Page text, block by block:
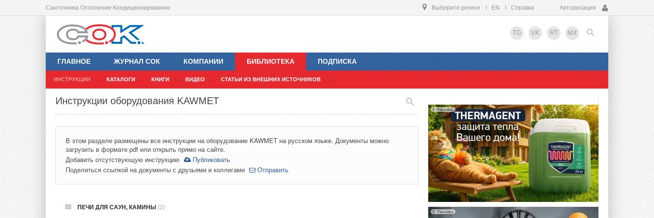
Сантехника Отопление Кондиционирование Выберите регион EN Справка Авторизация
TG VK RT MX
ГЛАВНОЕ ЖУРНАЛ СОК КОМПАНИИ БИБЛИОТЕКА
ИНСТРУКЦИИ КАТАЛОГИ КНИГИ ВИДЕО СТАТЬИ ИЗ ВНЕШНИХ ИСТОЧНИКОВ
ПОДПИСКА
EN
Инструкции оборудования KAWMET
В этом разделе размещены все инструкции на оборудование KAWMET на русском языке. Документы можно
загрузить в формате pdf или открыть прямо на сайте.
Добавить отсутствующую инструкцию
Публиковать
Поделиться ссылкой на документы с друзьями и коллегами
Отправить
ПЕЧИ ДЛЯ САУН, КАМИНЫ (2)
Реклама
Реклама